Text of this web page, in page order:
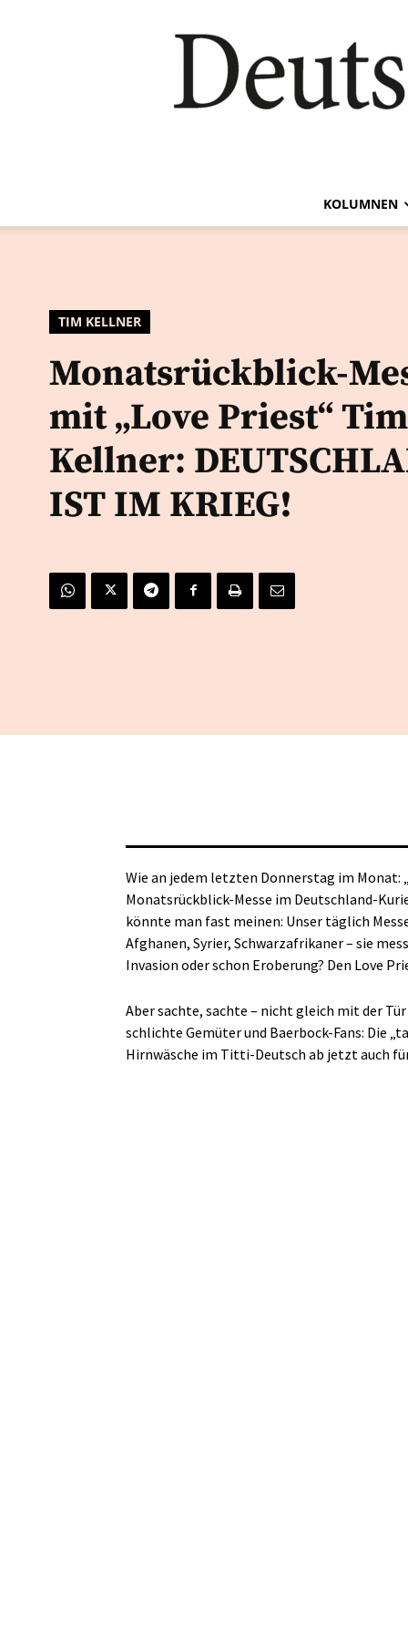
KOLUMNEN
TIM KELLNER
Monatsrückblick-
mit „Love Priest“ Tim
Kellner:
IST IM KRIEG!
Wie an jedem letzten Donnerstag im Monat:
Monatsrückblick-Messe im Deutschland-
könnte man fast meinen: Unser täglich
Afghanen, Syrier, Schwarzafrikaner – sie
Invasion oder schon Eroberung? Den Love
Aber sachte, sachte – nicht gleich mit der
schlichte Gemüter und Baerbock-Fans: Die
Hirnwäsche im Titti-Deutsch ab jetzt auch